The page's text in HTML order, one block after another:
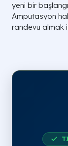
yeni bir
Amputasyon
randevu almak